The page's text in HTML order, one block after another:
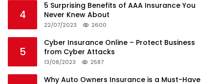
4
5 Surprising Benefits of AAA Insurance You
Never Knew About
22/07/2023 2600
5
Cyber Insurance Online – Protect Business
from Cyber Attacks
13/08/2023 2587
Why Auto Owners Insurance is a Must-Have